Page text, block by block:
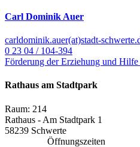
Carl Dominik Auer
carldominik.auer(at)stadt-
0 23 04 / 104-394
Förderung der Erziehung und
Rathaus am Stadtpark
Raum: 214
Rathaus - Am Stadtpark 1
58239 Schwerte
Öffnungszeiten